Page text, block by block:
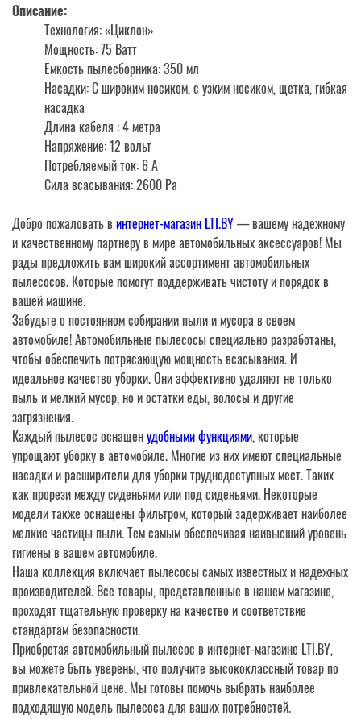
Описание:
Технология: «Циклон»
Мощность: 75 Ватт
Емкость пылесборника: 350 мл
Насадки: С широким носиком, с узким носиком, щетка, гибкая
насадка
Длина кабеля : 4 метра
Напряжение: 12 вольт
Потребляемый ток: 6 А
Сила всасывания: 2600 Ра
Добро пожаловать в интернет-магазин LTI.BY— вашему надежному
и качественному партнеру в мире автомобильных аксессуаров! Мы
рады предложить вам широкий ассортимент автомобильных
пылесосов. Которые помогут поддерживать чистоту и порядок в
вашей машине.
Забудьте о постоянном собирании пыли и мусора в своем
автомобиле! Автомобильные пылесосы специально разработаны,
чтобы обеспечить потрясающую мощность всасывания. И
идеальное качество уборки. Они эффективно удаляют не только
пыль и мелкий мусор, но и остатки еды, волосы и другие
загрязнения.
Каждый пылесос оснащенудобными функциями, которые
упрощают уборку в автомобиле. Многие из них имеют специальные
насадки и расширители для уборки труднодоступных мест. Таких
как прорези между сиденьями или под сиденьями. Некоторые
модели также оснащены фильтром, который задерживает наиболее
мелкие частицы пыли. Тем самым обеспечивая наивысший уровень
гигиены в вашем автомобиле.
Наша коллекция включает пылесосы самых известных и надежных
производителей. Все товары, представленные в нашем магазине,
проходят тщательную проверку на качество и соответствие
стандартам безопасности.
Приобретая автомобильный пылесос в интернет-магазине LTI.BY,
вы можете быть уверены, что получите высококлассный товар по
привлекательной цене. Мы готовы помочь выбрать наиболее
подходящую модель пылесоса для ваших потребностей.